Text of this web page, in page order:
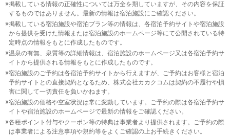
掲載している情報の正確性については万全を期していますが、その内容を保証
するものではありません。最新の情報は宿泊施設にご確認ください。
掲載している宿泊施設や宿泊プラン等の情報は、各宿泊予約サイトや宿泊施設
から提供を受けた情報または宿泊施設のホームページ等にて公開されている特
定時点の情報をもとに作成したものです。
温泉の有無、泉質等の詳細情報は、宿泊施設のホームページ又は各宿泊予約サ
イトから提供される情報をもとに作成したものです。
宿泊施設のご予約は各宿泊予約サイトから行えますが、ご予約はお客様と宿泊
予約サイトとの直接契約となるため、株式会社カカクコムは契約の不履行や損
害に関して一切責任を負いかねます。
宿泊施設の価格や空室状況は常に変動しています。ご予約の際は各宿泊予約サ
イトや宿泊施設のホームページで最新の情報をご確認ください。
各種ポイント付与やクーポン等の特典は事業者より提供されます。ご予約の際
は事業者による注意事項や規約等をよくご確認の上お手続きください。